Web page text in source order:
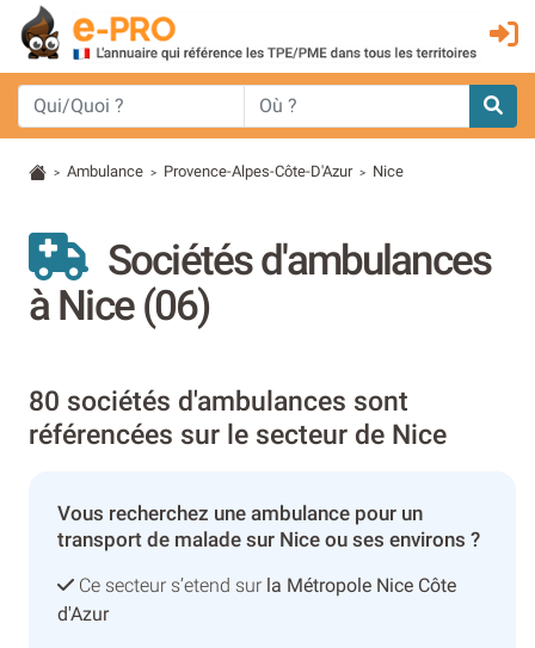
> Ambulance > Provence-Alpes-Côte-D'Azur > Nice
Sociétés d'ambulances
à Nice (06)
80 sociétés d'ambulances sont
référencées sur le secteur de Nice
Vous recherchez une ambulance pour un
transport de malade sur Nice ou ses environs ?
Ce secteur s’etend sur la Métropole Nice Côte
d'Azur